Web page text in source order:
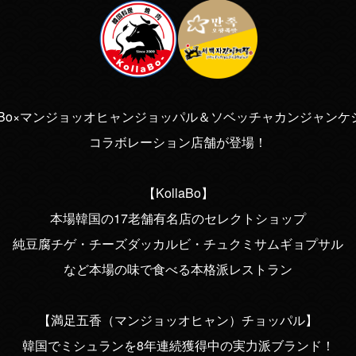
マンジョッオヒャンジョッパル＆ソベッチャカンジャンケ
コラボレーション店舗が登場！
【KollaBo】
本場韓国の17老舗有名店のセレクトショップ
純豆腐チゲ・チーズダッカルビ・チュクミサムギョプサル
など本場の味で食べる本格派レストラン
【満足五香（マンジョッオヒャン）チョッパル】
韓国でミシュランを8年連続獲得中の実力派ブランド！